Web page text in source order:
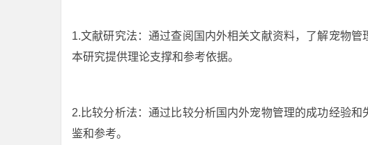
1.文献研究法：通过查阅国内外相关文献资料，了解宠物
本研究提供理论支撑和参考依据。
2.比较分析法：通过比较分析国内外宠物管理的成功经验
鉴和参考。